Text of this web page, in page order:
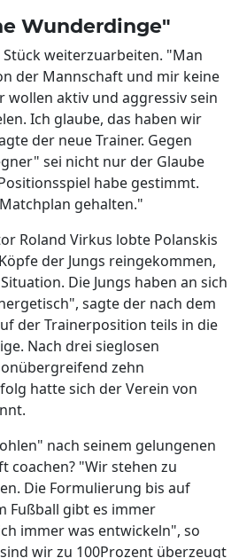
Wunderdinge"
weiterzuarbeiten. "Man
der Mannschaft und mir keine
wollen aktiv und aggressiv sein
Ich glaube, das haben wir
der neue Trainer. Gegen
sei nicht nur der Glaube
habe gestimmt.
gehalten."
Roland Virkus lobte Polanskis
der Jungs reingekommen,
Die Jungs haben an sich
sagte der nach dem
der Trainerposition teils in die
Nach drei sieglosen
zehn
hatte sich der Verein von
nach seinem gelungenen
coachen? "Wir stehen zu
Die Formulierung bis auf
Fußball gibt es immer
immer was entwickeln", so
wir zu 100Prozent überzeugt